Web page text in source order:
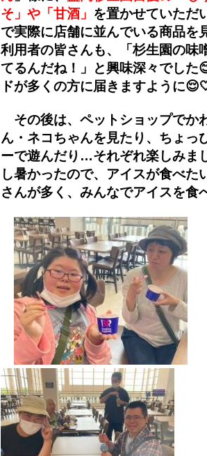
そ」や「甘酒」 を置かせていただ
で実際に店舗に並んでいる商品
利用者の皆さんも、「杉生園の味
てるんだね！」と興味深々でし
ドが多くの方に届きますように
その後は、ペットショップでか
ん・ネコちゃんを見たり、ちょっ
ーで遊んだり…それぞれ楽しみ
し暑かったので、アイスが食べた
さんが多く、みんなでアイスを